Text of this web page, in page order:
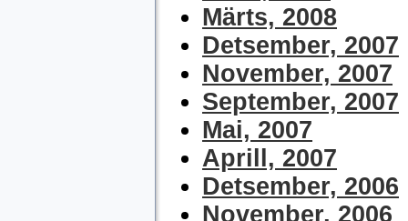
Märts, 2008
Detsember, 2007
November, 2007
September, 2007
Mai, 2007
Aprill, 2007
Detsember, 2006
November, 2006